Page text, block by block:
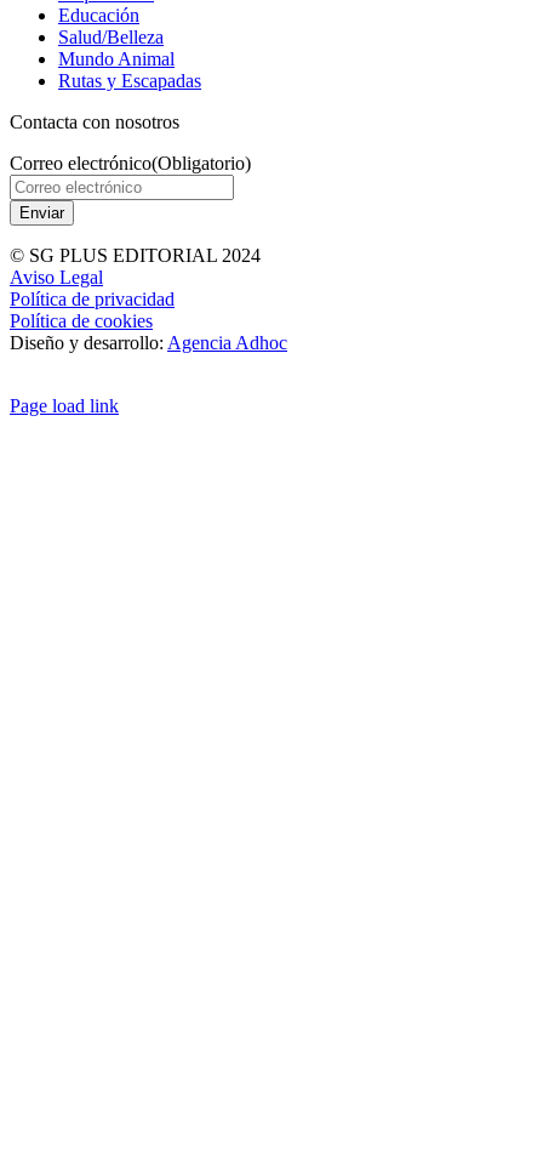
Educación
Salud/Belleza
Mundo Animal
Rutas y Escapadas
Contacta con nosotros
Correo electrónico(Obligatorio)
© SG PLUS EDITORIAL 2024
Aviso Legal
Política de privacidad
Política de cookies
Diseño y desarrollo: Agencia Adhoc
Page load link